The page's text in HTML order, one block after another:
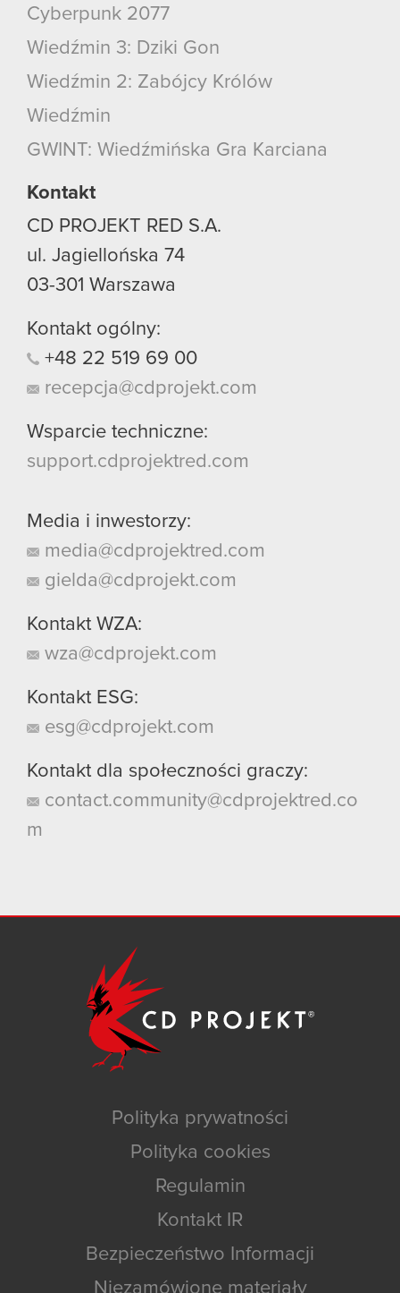
Cyberpunk 2077
Wiedźmin 3: Dziki Gon
Wiedźmin 2: Zabójcy Królów
Wiedźmin
GWINT: Wiedźmińska Gra Karciana
Kontakt
CD PROJEKT RED S.A.
ul. Jagiellońska 74
03-301 Warszawa
Kontakt ogólny:
+48 22 519 69 00
recepcja@cdprojekt.com
Wsparcie techniczne:
support.cdprojektred.com
Media i inwestorzy:
media@cdprojektred.com
gielda@cdprojekt.com
Kontakt WZA:
wza@cdprojekt.com
Kontakt ESG:
esg@cdprojekt.com
Kontakt dla społeczności graczy:
contact.community@cdprojektred.co
m
Polityka prywatności
Polityka cookies
Regulamin
Kontakt IR
Bezpieczeństwo Informacji
Niezamówione materiały